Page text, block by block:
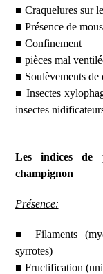
■ Craquelures sur
■ Présence de
■ Confinement
■ pièces mal
■ Soulèvements de
■ Insectes
insectes
Les indices de
champignon
Présence:
■ Filaments
syrrotes)
■ Fructification